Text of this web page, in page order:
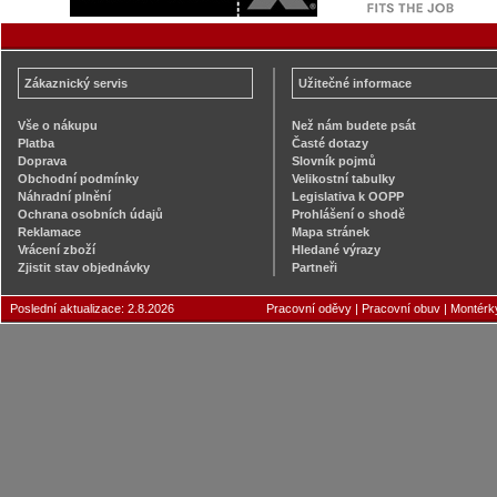
Zákaznický servis
Vše o nákupu
Platba
Doprava
Obchodní podmínky
Náhradní plnění
Ochrana osobních údajů
Reklamace
Vrácení zboží
Zjistit stav objednávky
Užitečné informace
Než nám budete psát
Časté dotazy
Slovník pojmů
Velikostní tabulky
Legislativa k OOPP
Prohlášení o shodě
Mapa stránek
Hledané výrazy
Partneři
Poslední aktualizace: 2.8.2026 Pracovní oděvy Pracovní obuv